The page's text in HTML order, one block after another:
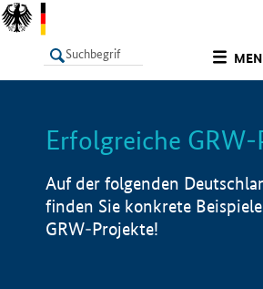
LISTE
Erfolgreiche
Auf der folgenden
finden Sie konkrete
GRW-Projekte!